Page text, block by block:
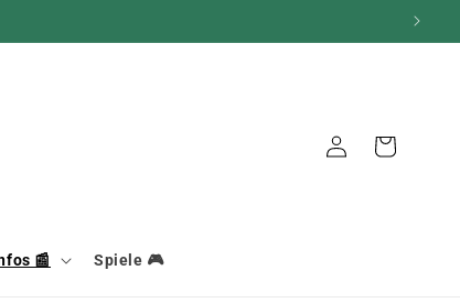
📰 Spiele 🎮
VerbindungWarenkorb